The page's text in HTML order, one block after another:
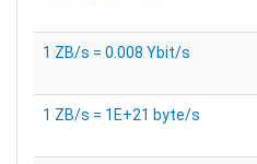
1 ZB/s = 0.008 Ybit/s
1 ZB/s = 1E+21 byte/s